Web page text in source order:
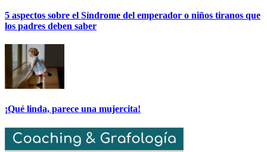
5 aspectos sobre el Síndrome del emperador o niños tiranos que
los padres deben saber
¡Qué linda, parece una mujercita!